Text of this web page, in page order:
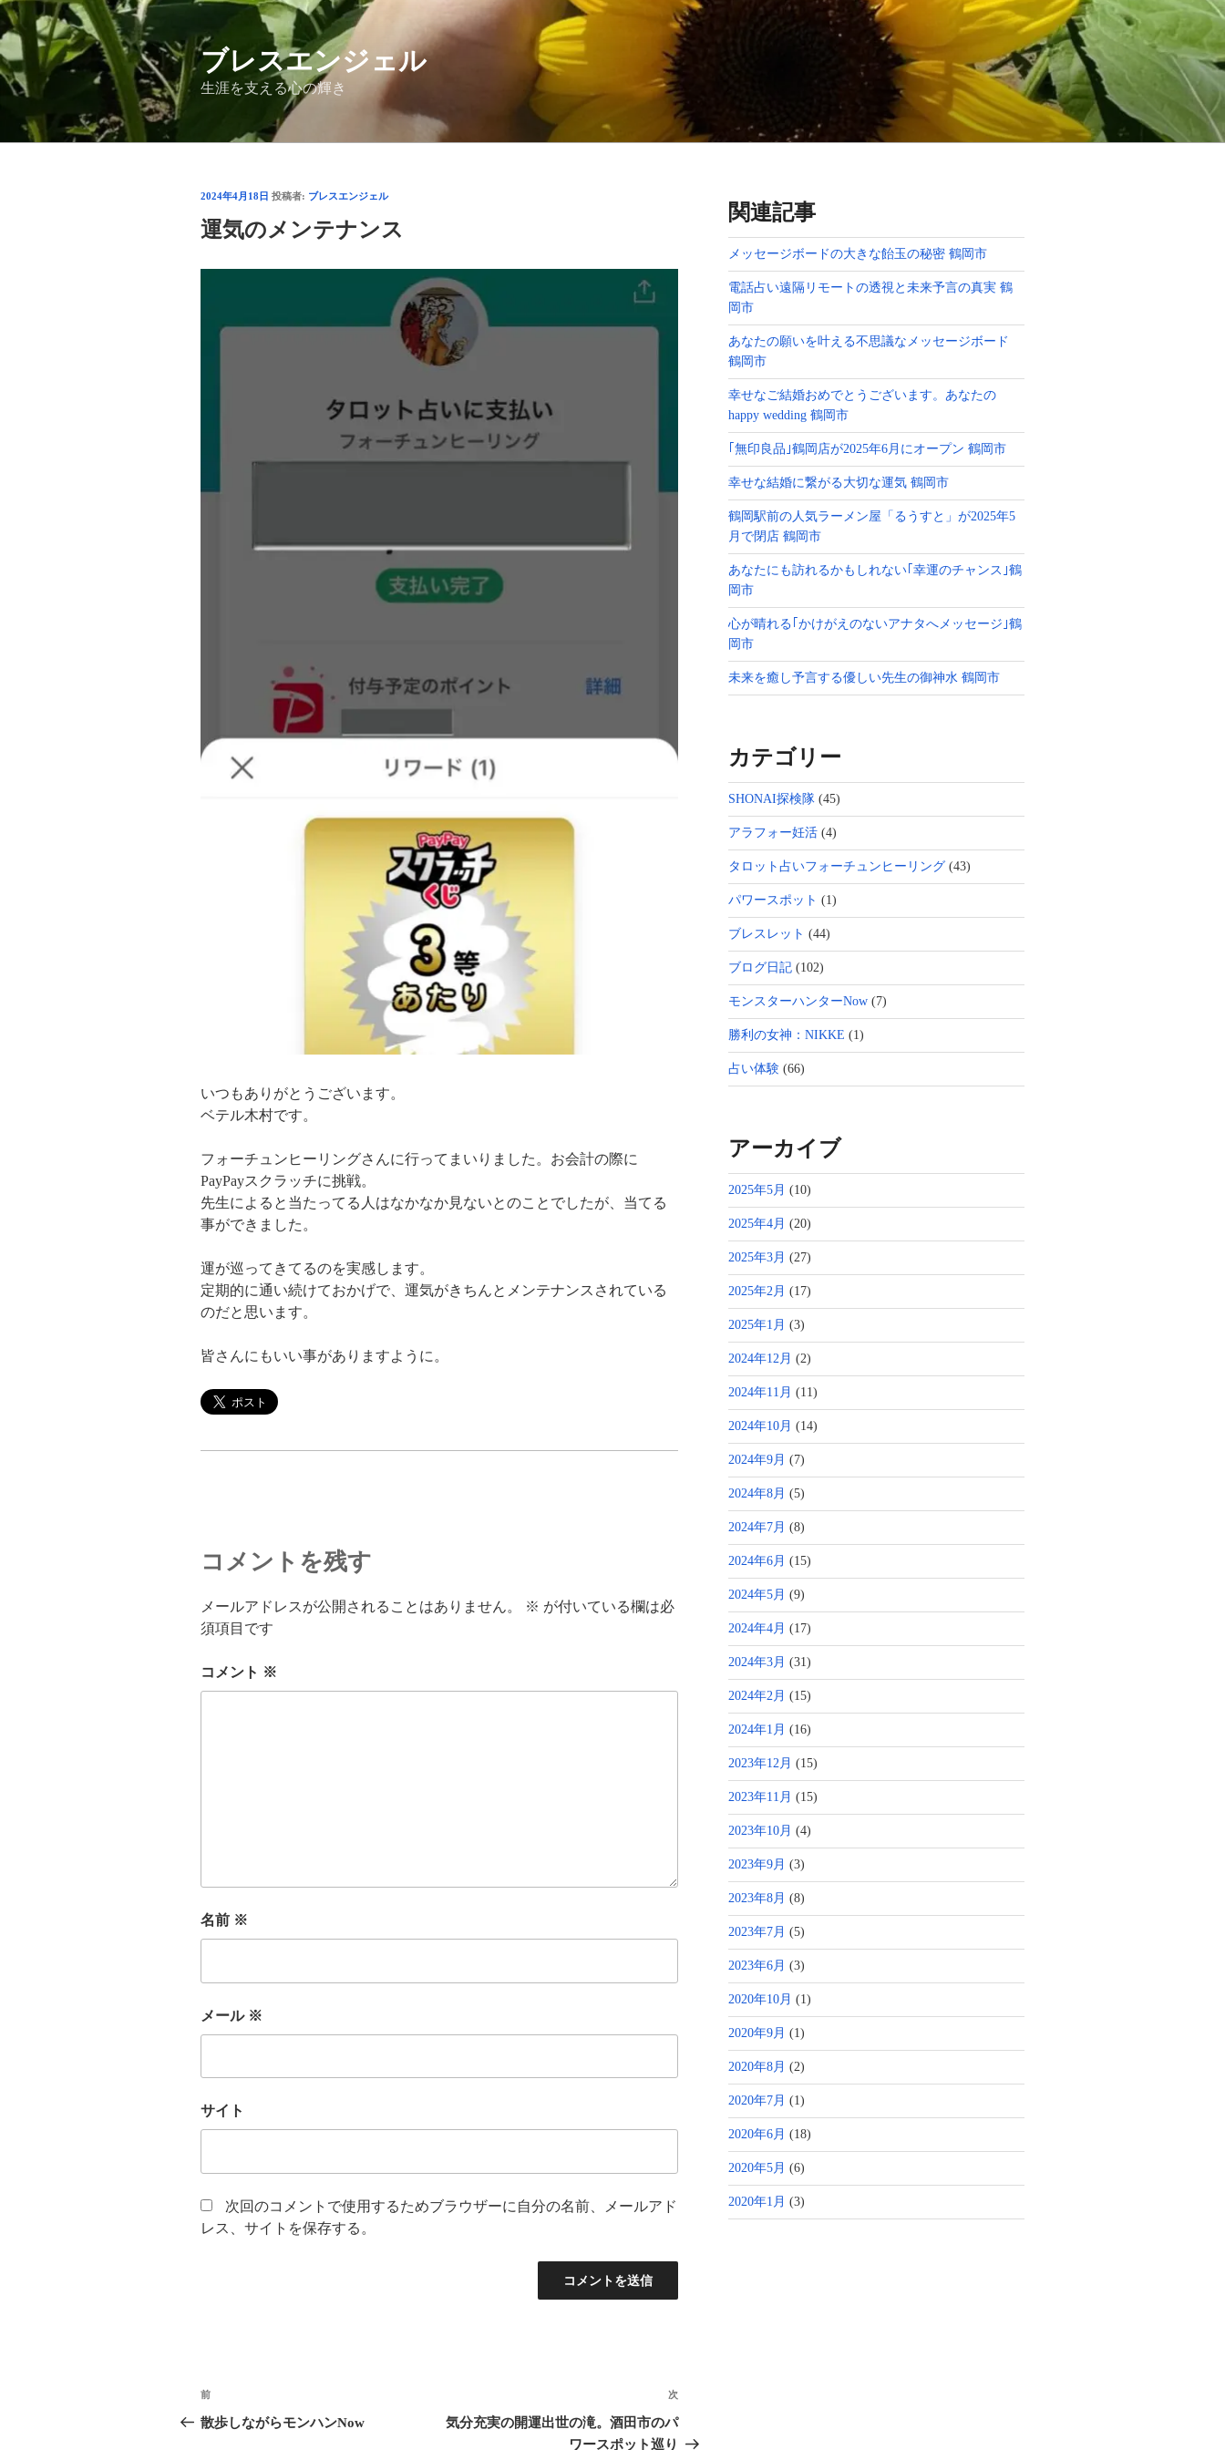
コ
ン
テ
ン
ツ
ス
ブレスエンジェル
生涯を支える心の輝き
投
日:
2024年4月18日 投稿者: ブレスエンジェル
運気のメンテナンス
いつもありがとうございます。
ベテル木村です。
フォーチュンヒーリングさんに行ってまいりました。お会計の際に
PayPayスクラッチに挑戦。
先生によると当たってる人はなかなか見ないとのことでしたが、当てる
事ができました。
運が巡ってきてるのを実感します。
定期的に通い続けておかげで、運気がきちんとメンテナンスされている
のだと思います。
皆さんにもいい事がありますように。
コメントを残す
メールアドレスが公開されることはありません。 ※ が付いている欄は必
須項目です
コメント ※
名前 ※
メール ※
サイト
次回のコメントで使用するためブラウザーに自分の名前、メールアド
レス、サイトを保存する。
投
稿
前
の
前
散歩しながらモンハンNow
の
投
次
気分充実の開運出世の滝。酒田市のパ
ワースポット巡り
関連記事
メッセージボードの大きな飴玉の秘密 鶴岡市
電話占い遠隔リモートの透視と未来予言の真実 鶴
岡市
あなたの願いを叶える不思議なメッセージボード
鶴岡市
幸せなご結婚おめでとうございます。あなたの
happy wedding 鶴岡市
｢無印良品｣鶴岡店が2025年6月にオープン 鶴岡市
幸せな結婚に繋がる大切な運気 鶴岡市
鶴岡駅前の人気ラーメン屋「るうすと」が2025年5
月で閉店 鶴岡市
あなたにも訪れるかもしれない｢幸運のチャンス｣鶴
岡市
心が晴れる｢かけがえのないアナタへメッセージ｣鶴
岡市
未来を癒し予言する優しい先生の御神水 鶴岡市
カテゴリー
SHONAI探検隊(45)
アラフォー妊活(4)
タロット占いフォーチュンヒーリング(43)
パワースポット (1)
ブレスレット (44)
ブログ日記(102)
モンスターハンターNow(7)
勝利の女神：NIKKE (1)
占い体験(66)
アーカイブ
2025年5月 (10)
2025年4月 (20)
2025年3月 (27)
2025年2月 (17)
2025年1月 (3)
2024年12月 (2)
2024年11月 (11)
2024年10月 (14)
2024年9月 (7)
2024年8月 (5)
2024年7月 (8)
2024年6月 (15)
2024年5月 (9)
2024年4月 (17)
2024年3月 (31)
2024年2月 (15)
2024年1月 (16)
2023年12月 (15)
2023年11月 (15)
2023年10月 (4)
2023年9月 (3)
2023年8月 (8)
2023年7月 (5)
2023年6月 (3)
2020年10月 (1)
2020年9月 (1)
2020年8月 (2)
2020年7月 (1)
2020年6月 (18)
2020年5月 (6)
2020年1月 (3)